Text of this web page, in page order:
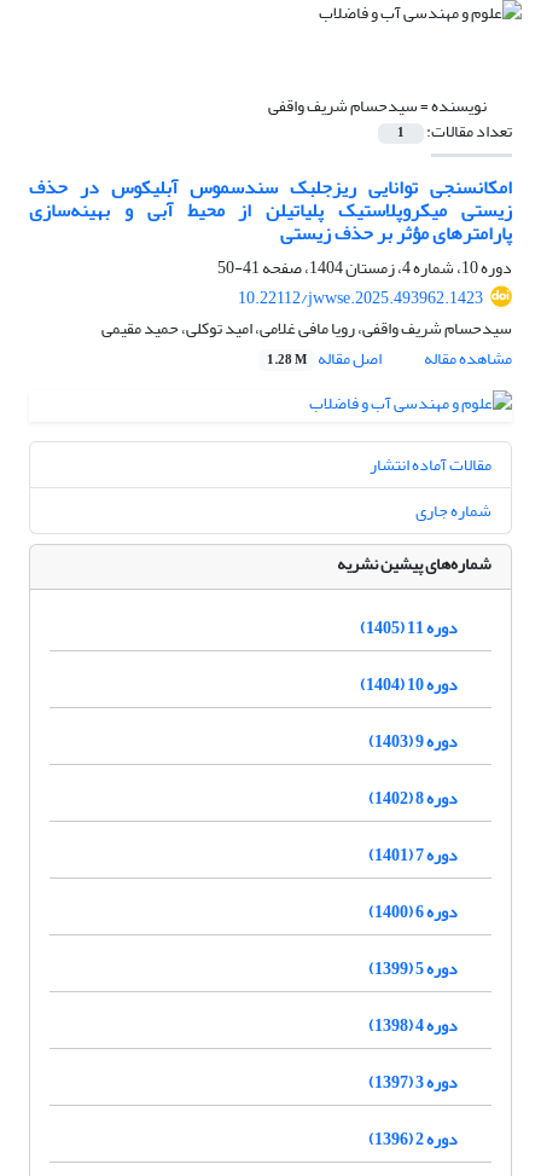
نویسنده =سیدحسام شریف واقفی
تعداد مقالات: 1
امکان‎سنجی توانایی ریزجلبک سندسموس آبلیکوس در حذف
زیستی میکروپلاستیک پلی‎اتیلن از محیط آبی و بهینه‌سازی
پارامترهای مؤثر بر حذف زیستی
دوره 10، شماره 4، زمستان 1404، صفحه
41-50
10.22112/jwwse.2025.493962.1423
سیدحسام شریف واقفی، رویا مافی غلامی، امید توکلی، حمید مقیمی
مشاهده مقاله
اصل مقاله 1.28 M
مقالات آماده انتشار
شماره جاری
شماره‌های پیشین نشریه
دوره 11 (1405)
دوره 10 (1404)
دوره 9 (1403)
دوره 8 (1402)
دوره 7 (1401)
دوره 6 (1400)
دوره 5 (1399)
دوره 4 (1398)
دوره 3 (1397)
دوره 2 (1396)